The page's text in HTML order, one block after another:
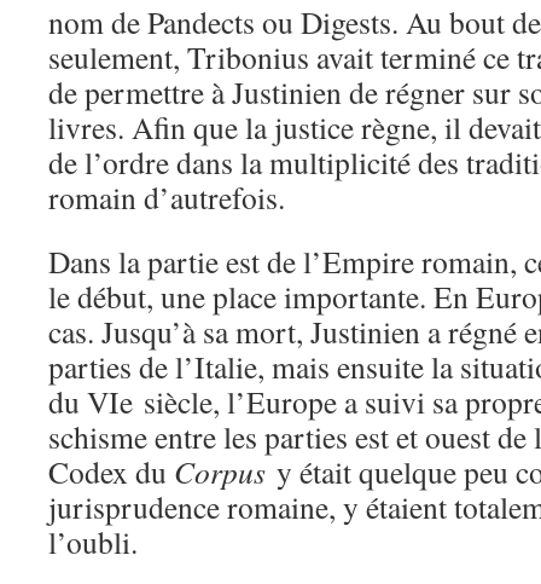
nom de Pandects ou Digests. Au bout
seulement, Tribonius avait terminé ce
de permettre à Justinien de régner sur
livres. Afin que la justice règne, il
de l’ordre dans la multiplicité des
romain d’autrefois.
Dans la partie est de l’Empire romain,
le début, une place importante. En
cas. Jusqu’à sa mort, Justinien a régné
parties de l’Italie, mais ensuite la
du VIe siècle, l’Europe a suivi sa
schisme entre les parties est et ouest
Codex du Corpus y était quelque peu
jurisprudence romaine, y étaient
l’oubli.